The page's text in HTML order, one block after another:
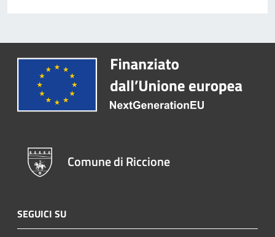
Comune di Riccione
SEGUICI SU